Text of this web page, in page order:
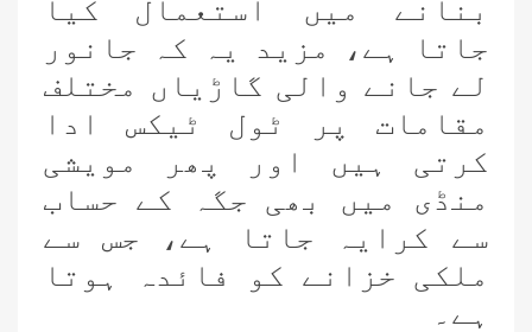
بنانے میں استعمال کیا
جاتا ہے،
مزید یہ کہ جانور
لے جانے والی گاڑیاں مختلف
مقامات پر ٹول ٹیکس ادا
کرتی ہیں اور پھر مویشی
منڈی میں بھی جگہ کے حساب
سے کرایہ جاتا ہے،
جس سے
ملکی خزانے کو فائدہ ہوتا
ہے۔